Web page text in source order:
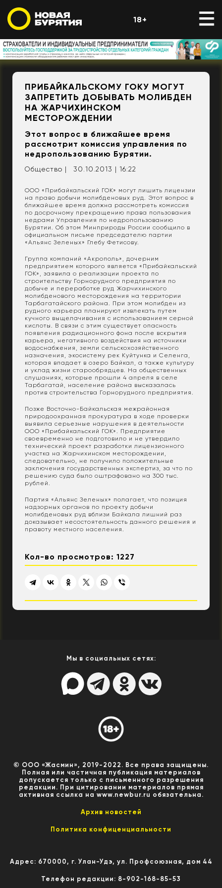
18+
ПРИБАЙКАЛЬСКОМУ ГОКУ МОГУТ
ЗАПРЕТИТЬ ДОБЫВАТЬ МОЛИБДЕН
НА ЖАРЧИХИНСКОМ
МЕСТОРОЖДЕНИИ
Этот вопрос в ближайшее время
рассмотрит комиссия управления по
недропользованию Бурятии.
Общество | 30.10.2013 | 16:22
ООО «Прибайкальский ГОК» могут лишить лицензии
на право добычи молибденовых руд. Этот вопрос в
ближайшее время должна рассмотреть комиссия
по досрочному прекращению права пользования
недрами Управления по недропользованию
Бурятии. Об этом Минприроды России сообщило в
официальном письме председателю партии
«Альянс Зеленых» Глебу Фетисову.
Группа компаний «Акрополь», дочерним
предприятием которого является «Прибайкальский
ГОК», заявила о реализации проекта по
строительству Горнорудного предприятия по
добыче и переработке руд Жарчихинского
молибденового месторождения на территории
Тарбагатайского района. При этом молибден из
рудного карьера планируют извлекать путем
кучного выщелачивания с использованием серной
кислоты. В связи с этим существует опасность
появления радиационного фона после вскрытия
карьера, негативного воздействия на источники
водоснабжения, земли сельскохозяйственного
назначения, экосистему рек Куйтунка и Селенга,
которая впадает в озеро Байкал, а также культуру
и уклад жизни старообрядцев. На общественных
слушаниях, которые прошли 4 апреля в селе
Тарбагатай, население района высказалась
против строительства Горнорудного предприятия.
Позже Восточно-Байкальская межрайонная
природоохранная прокуратура в ходе проверки
выявила серьезные нарушения в деятельности
ООО «Прибайкальский ГОК». Предприятие
своевременно не подготовило и не утвердило
технический проект разработки лицензионного
участка на Жарчихинском месторождении,
следовательно, не получило положительные
заключения государственных экспертиз, за что по
решению суда было оштрафовано на 300 тыс.
рублей.
Партия «Альянс Зеленых» полагает, что позиция
надзорных органов по проекту добычи
молибденовых руд вблизи Байкала лишний раз
доказывает несостоятельность данного решения и
правоту местного населения.
Кол-во просмотров: 1227
Мы в социальных сетях:
© ООО «Жасмин», 2019-2022. Все права защищены.
Полная или частичная публикация материалов
допускается только с письменного разрешения
редакции. При цитировании материалов прямая
активная ссылка на www.newbur.ru обязательна.
Архив новостей
Политика конфиценциальности
Адрес: 670000, г. Улан-Удэ, ул. Профсоюзная, дом 44
Телефон редакции: 8-902-168-85-53